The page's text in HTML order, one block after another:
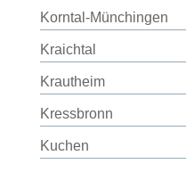
Korntal-Münchingen
Kraichtal
Krautheim
Kressbronn
Kuchen